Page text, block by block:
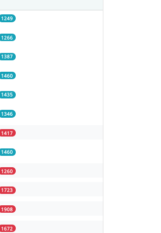
1249
1266
1387
1460
1435
1346
1417
1460
1260
1723
1908
1672